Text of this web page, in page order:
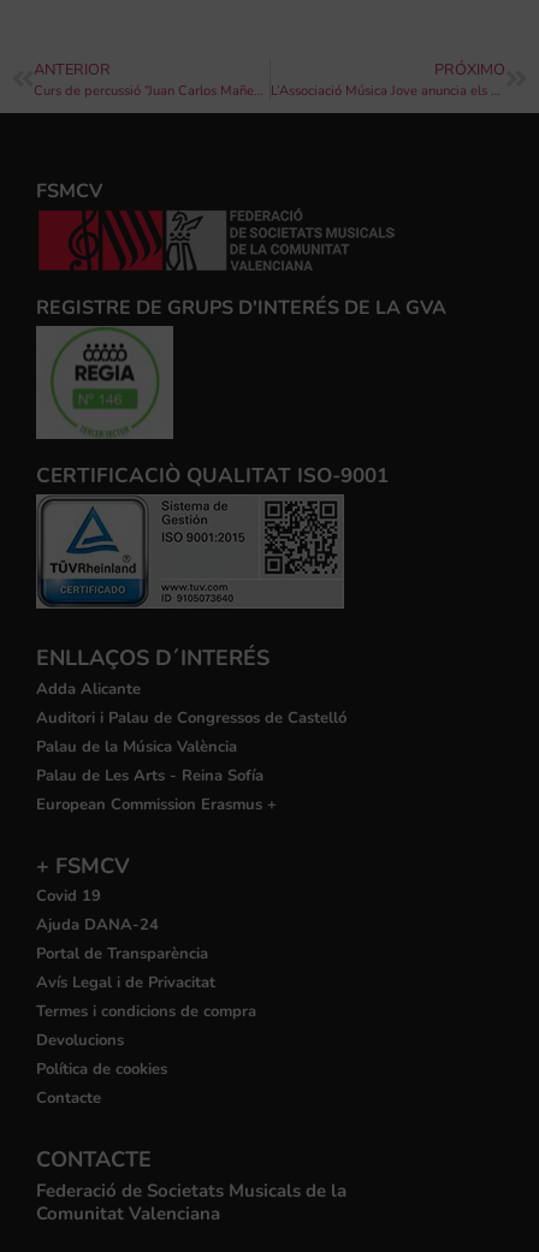
ANTERIOR
Curs de percussió “Juan Carlos Mañez” a “L’Artística” de Bunyol
PRÓXIMO
L’Associació Música Jove anuncia els guanyadors del Vé Concurs Internacional de Composició
FSMCV
REGISTRE DE GRUPS D'INTERÉS DE LA GVA
CERTIFICACIÒ QUALITAT ISO-9001
ENLLAÇOS D´INTERÉS
Adda Alicante
Auditori i Palau de Congressos de Castelló
Palau de la Música València
Palau de Les Arts - Reina Sofía
European Commission Erasmus +
+ FSMCV
Covid 19
Ajuda DANA-24
Portal de Transparència
Avís Legal i de Privacitat
Termes i condicions de compra
Devolucions
Política de cookies
Contacte
CONTACTE
Federació de Societats Musicals de la
Comunitat Valenciana